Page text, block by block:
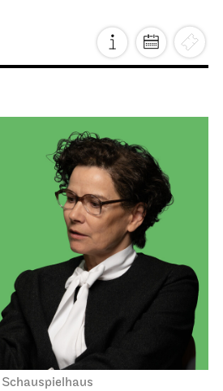
Schauspielhaus